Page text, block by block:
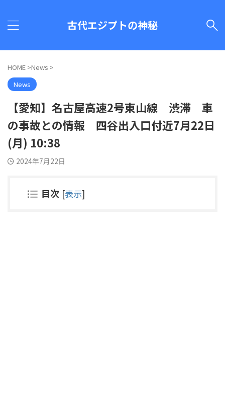
古代エジプトの神秘
HOME >News >
News
【愛知】名古屋高速2号東山線 渋滞 車
の事故との情報 四谷出入口付近7月22日
(月) 10:38
2024年7月22日
目次 [表示]